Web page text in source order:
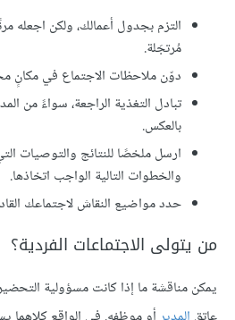
التزم بجدول أعمالك، ولكن اجعله
مُرتجَلة.
دوّن ملاحظات الاجتماع في مكانٍ
تبادل التغذية الراجعة، سواءً من
بالعكس.
ارسل ملخصًا للنتائج والتوصيات
والخطوات التالية الواجب اتخاذها.
حدد مواضيع النقاش لاجتماعك
من يتولى الاجتماعات الفردية؟
يمكن مناقشة ما إذا كانت مسؤولية